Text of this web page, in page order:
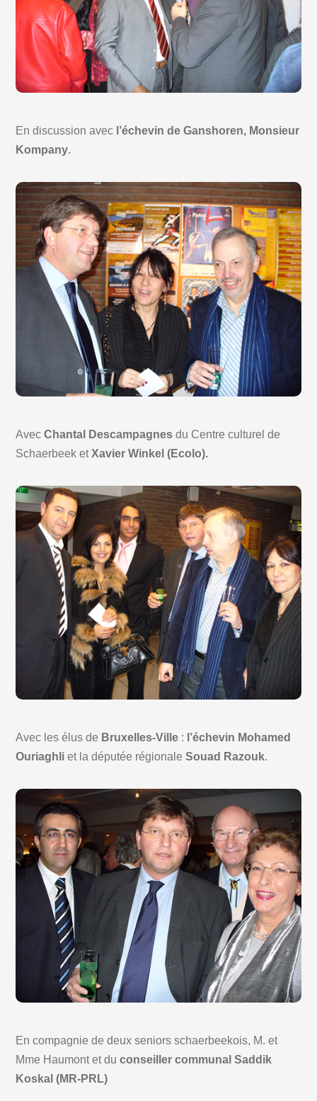
En discussion avec l’échevin de Ganshoren, Monsieur
Kompany.
AvecChantal Descampagnes du Centre culturel de
Schaerbeek etXavier Winkel (Ecolo).
Avec les élus de Bruxelles-Ville : l’échevin Mohamed
Ouriaghli et la députée régionaleSouad Razouk.
En compagnie de deux seniors schaerbeekois, M. et
Mme Haumont et duconseiller communal Saddik
Koskal (MR-PRL)